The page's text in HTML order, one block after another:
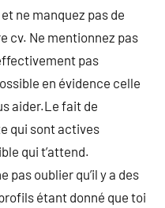
ne manquez pas de
cv. Ne mentionnez pas
pas
en évidence celle
aider.Le fait de
qui sont actives
qui t’attend.
pas oublier qu’il y a des
étant donné que toi